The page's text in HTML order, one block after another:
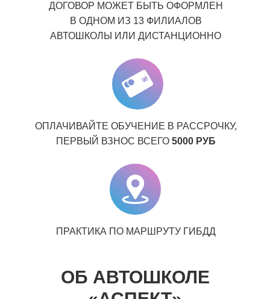
ДОГОВОР МОЖЕТ БЫТЬ ОФОРМЛЕН
В ОДНОМ ИЗ 13 ФИЛИАЛОВ
АВТОШКОЛЫ ИЛИ ДИСТАНЦИОННО
ПРАКТИКА ПО МАРШРУТУ ГИБДД
ОПЛАЧИВАЙТЕ ОБУЧЕНИЕ В РАССРОЧКУ,
ПЕРВЫЙ ВЗНОС ВСЕГО 5000 РУБ
ОБ АВТОШКОЛЕ